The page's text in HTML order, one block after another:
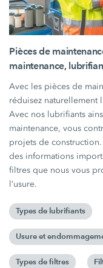
Pièces de
maintenance,
Avec les pièces de
réduisez naturellement
Avec nos lubrifiants
maintenance, vous
projets de
des informations
filtres que nous vous
l’usure.
Types de lubrifiants
Usure et
Types de filtres